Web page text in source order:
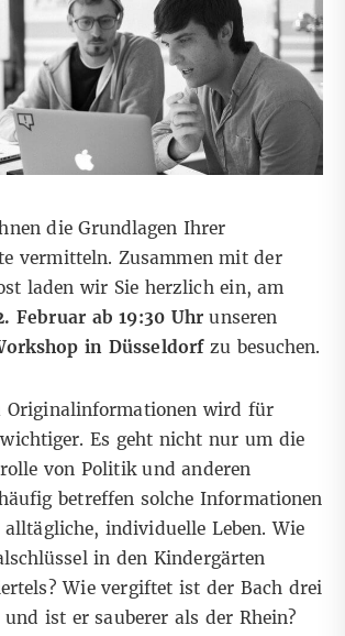
die Grundlagen Ihrer
vermitteln. Zusammen mit der
laden wir Sie herzlich ein, am
Februar ab 19:30 Uhrunseren
in Düsseldorfzu besuchen.
Originalinformationen wird für
Es geht nicht nur um die
von Politik und anderen
betreffen solche Informationen
alltägliche, individuelle Leben. Wie
in den Kindergärten
Wie vergiftet ist der Bach drei
ist er sauberer als der Rhein?